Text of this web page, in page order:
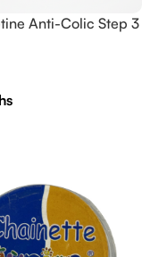
Anti-Colic Step 3